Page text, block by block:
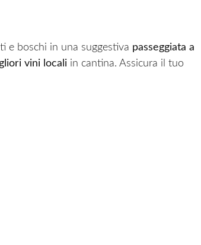
e boschi in una suggestiva passeggiata a
vini locali in cantina. Assicura il tuo